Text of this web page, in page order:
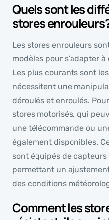
Quels sont les
stores
Les stores enrouleurs
modèles pour s’adapter
Les plus courants sont
nécessitent une
déroulés et enroulés.
stores motorisés, qui
une télécommande ou
également disponibles.
sont équipés de
permettant un
des conditions
Comment les